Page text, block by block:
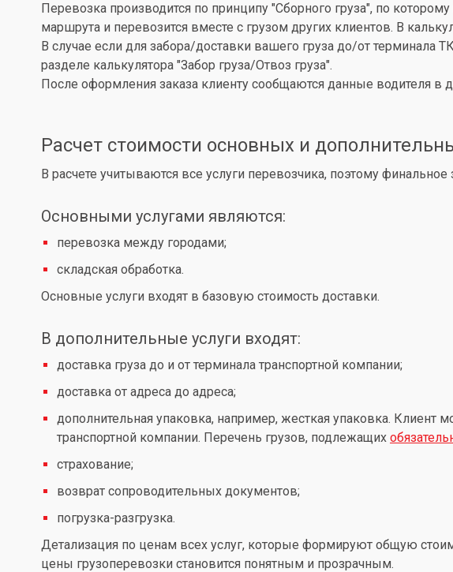
Перевозка производится по принципу "Сборного груза", по
маршрута и перевозится вместе с грузом других клиентов. В
В случае если для забора/доставки вашего груза до/от терминала
разделе калькулятора "Забор груза/Отвоз груза".
После оформления заказа клиенту сообщаются данные водителя
Расчет стоимости основных и
В расчете учитываются все услуги перевозчика, поэтому
Основными услугами являются:
перевозка между городами;
складская обработка.
Основные услуги входят в базовую стоимость доставки.
В дополнительные услуги входят:
доставка груза до и от терминала транспортной компании;
доставка от адреса до адреса;
дополнительная упаковка, например, жесткая упаковка. Клиент
транспортной компании. Перечень грузов, подлежащих
страхование;
возврат сопроводительных документов;
погрузка-разгрузка.
Детализация по ценам всех услуг, которые формируют общую
цены грузоперевозки становится понятным и прозрачным.